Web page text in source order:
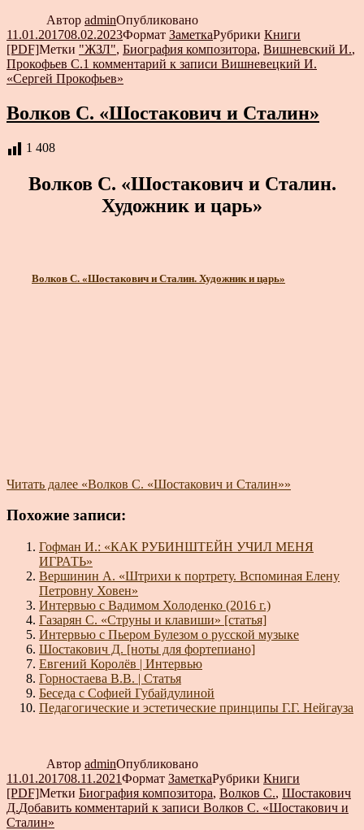
Автор adminОпубликовано
11.01.201708.02.2023Формат ЗаметкаРубрики Книги
[PDF]Метки "ЖЗЛ", Биография композитора, Вишневский И.,
Прокофьев С.1 комментарий к записи Вишневецкий И.
«Сергей Прокофьев»
Волков С. «Шостакович и Сталин»
1 408
Волков С. «Шостакович и Сталин.
Художник и царь»
Волков С. «Шостакович и Сталин. Художник и царь»
Читать далее «Волков С. «Шостакович и Сталин»»
Похожие записи:
Гофман И.: «КАК РУБИНШТЕЙН УЧИЛ МЕНЯ
ИГРАТЬ»
Вершинин А. «Штрихи к портрету. Вспоминая Елену
Петровну Ховен»
Интервью с Вадимом Холоденко (2016 г.)
Газарян С. «Струны и клавиши» [статья]
Интервью с Пьером Булезом о русской музыке
Шостакович Д. [ноты для фортепиано]
Евгений Королёв | Интервью
Горностаева В.В. | Статья
Беседа с Софией Губайдулиной
Педагогические и эстетические принципы Г.Г. Нейгауза
Автор adminОпубликовано
11.01.201708.11.2021Формат ЗаметкаРубрики Книги
[PDF]Метки Биография композитора, Волков С., Шостакович
Д.Добавить комментарий к записи Волков С. «Шостакович и
Сталин»